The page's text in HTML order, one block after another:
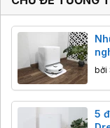
bởi
5